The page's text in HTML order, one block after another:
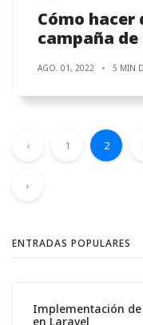
Cómo hacer
campaña de
AGO. 01, 2022 5 MIN
‹ 1 2
›
ENTRADAS POPULARES
Implementación
en Laravel